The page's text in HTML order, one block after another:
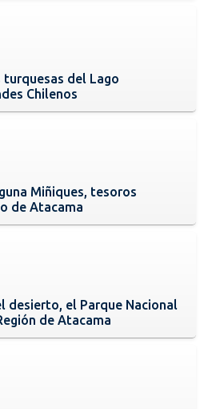
turquesas del Lago
Chilenos
Miñiques, tesoros
de Atacama
desierto, el Parque Nacional
de Atacama